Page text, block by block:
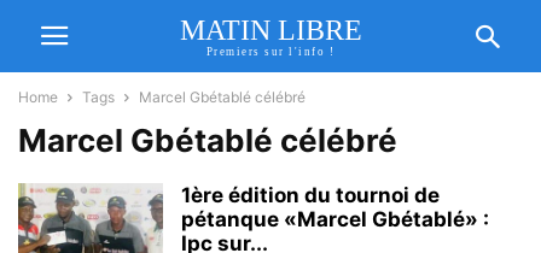
MATIN LIBRE
Premiers sur l'info !
Home Tags Marcel Gbétablé célébré
Marcel Gbétablé célébré
1ère édition du tournoi de
pétanque «Marcel Gbétablé» :
Ipc sur...